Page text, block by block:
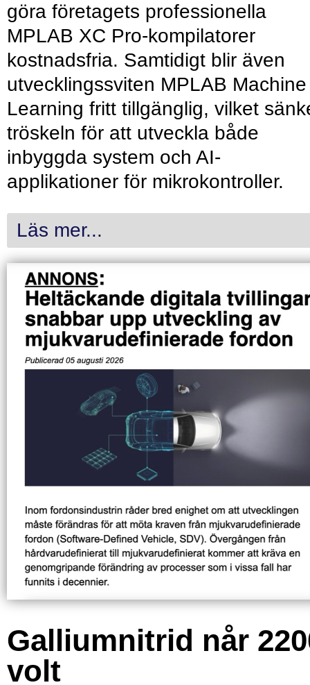
göra företagets professionella
MPLAB XC Pro-kompilatorer
kostnadsfria. Samtidigt blir även
utvecklingssviten MPLAB Machine
Learning fritt tillgänglig, vilket
tröskeln för att utveckla både
inbyggda system och AI-
applikationer för mikrokontroller.
Läs mer...
Galliumnitrid når
volt